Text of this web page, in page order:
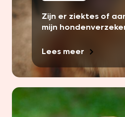
Zijn er ziektes of
mijn
Lees meer